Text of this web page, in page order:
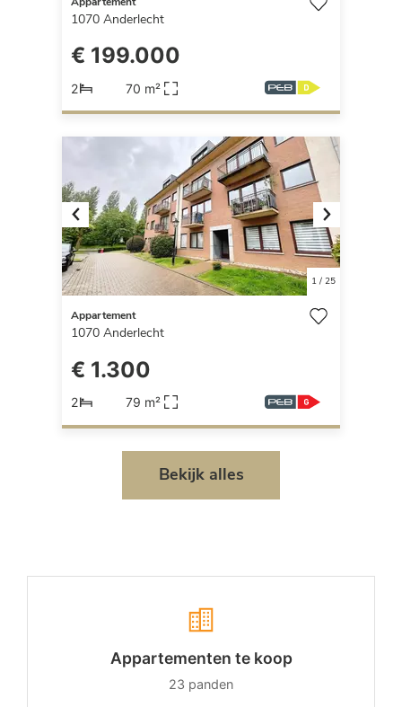
1070 Anderlecht
€ 199.000
2 70 m²
Previous Next
1/ 25
Appartement
1070 Anderlecht
€ 1.300
2 79 m²
Bekijk alles
Appartementen te koop
23 panden